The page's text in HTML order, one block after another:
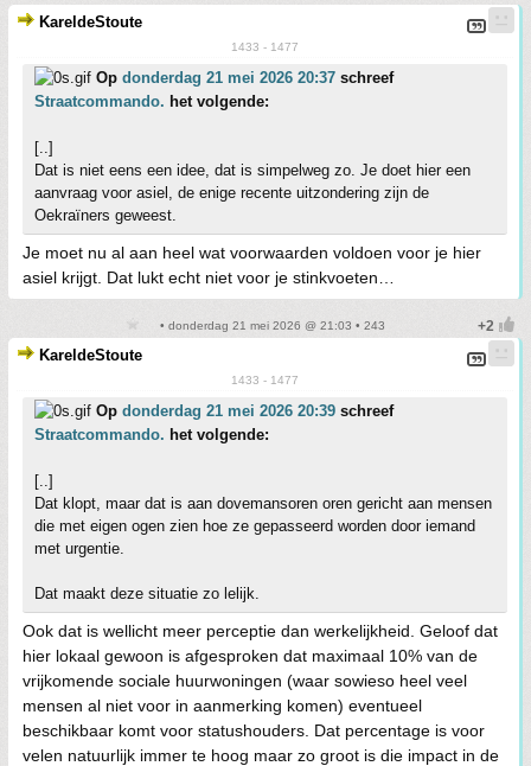
KareldeStoute
1433 - 1477
Op donderdag 21 mei 2026 20:37 schreef
Straatcommando. het volgende:
[..]
Dat is niet eens een idee, dat is simpelweg zo. Je doet hier een
aanvraag voor asiel, de enige recente uitzondering zijn de
Oekraïners geweest.
Je moet nu al aan heel wat voorwaarden voldoen voor je hier
asiel krijgt. Dat lukt echt niet voor je stinkvoeten…
• donderdag 21 mei 2026 @ 21:03 • 243
KareldeStoute
1433 - 1477
Op donderdag 21 mei 2026 20:39 schreef
Straatcommando. het volgende:
[..]
Dat klopt, maar dat is aan dovemansoren oren gericht aan mensen
die met eigen ogen zien hoe ze gepasseerd worden door iemand
met urgentie.
Dat maakt deze situatie zo lelijk.
Ook dat is wellicht meer perceptie dan werkelijkheid. Geloof dat
hier lokaal gewoon is afgesproken dat maximaal 10% van de
vrijkomende sociale huurwoningen (waar sowieso heel veel
mensen al niet voor in aanmerking komen) eventueel
beschikbaar komt voor statushouders. Dat percentage is voor
velen natuurlijk immer te hoog maar zo groot is die impact in de